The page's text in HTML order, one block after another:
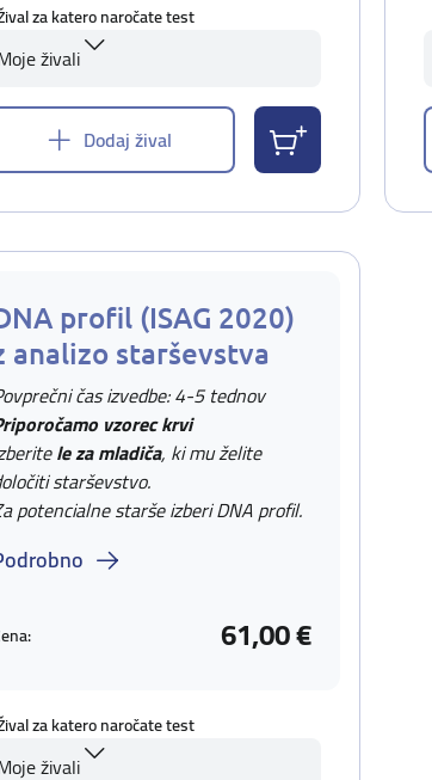
za katero naročate test
živali
Dodaj žival
profil (ISAG 2020)
analizo starševstva
čas izvedbe: 4-5 tednov
vzorec krvi
le za mladiča, ki mu želite
starševstvo.
potencialne starše izberi DNA profil.
61,00 €
za katero naročate test
živali